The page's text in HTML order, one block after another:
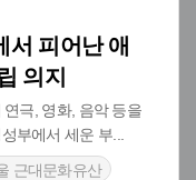
서 피어난 애
의지
극, 영화, 음악 등을
부에서 세운 부
근대문화유산